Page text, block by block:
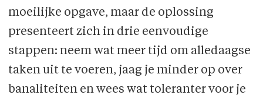
moeilijke opgave, maar de oplossing
presenteert zich in drie eenvoudige
stappen: neem wat meer tijd om alledaagse
taken uit te voeren, jaag je minder op over
banaliteiten en wees wat toleranter voor je